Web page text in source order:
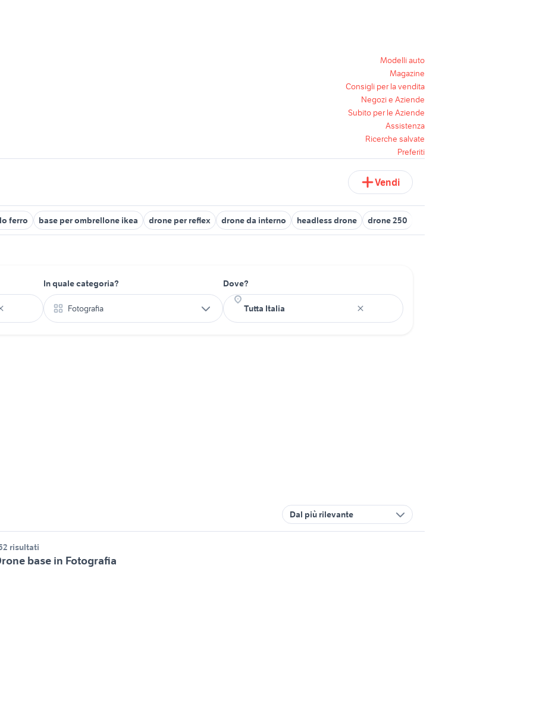
Modelli auto
Magazine
Consigli per la vendita
Negozi e Aziende
Subito per le Aziende
Assistenza
Ricerche salvate
Preferiti
Vendi
ferro base per ombrellone ikea drone per reflex drone da interno headless drone drone 250
In quale categoria?
Fotografia
Dove?
Dal più rilevante
risultati
base in Fotografia